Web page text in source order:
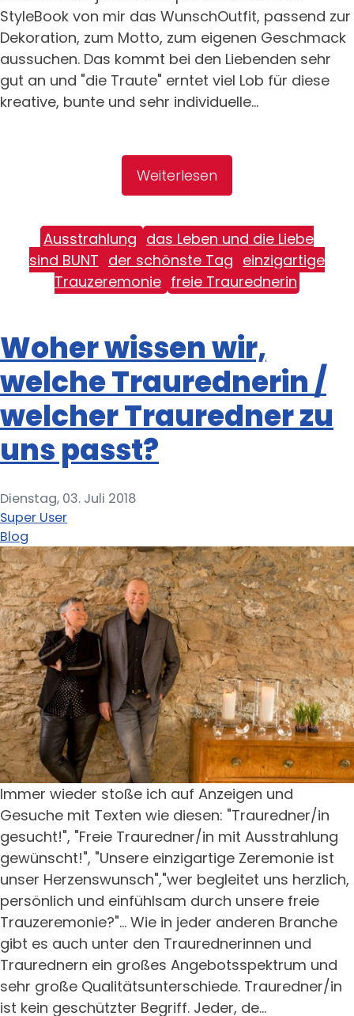
StyleBook von mir das WunschOutfit, passend zur
Dekoration, zum Motto, zum eigenen Geschmack
aussuchen. Das kommt bei den Liebenden sehr
gut an und "die Traute" erntet viel Lob für diese
kreative, bunte und sehr individuelle...
Weiterlesen
Ausstrahlung das Leben und die Liebe
sind BUNT der schönste Tag einzigartige
Trauzeremonie freie Traurednerin
Woher wissen wir,
welche Traurednerin /
welcher Trauredner zu
uns passt?
Dienstag, 03. Juli 2018
Super User
Blog
Immer wieder stoße ich auf Anzeigen und
Gesuche mit Texten wie diesen: "Trauredner/in
gesucht!", "Freie Trauredner/in mit Ausstrahlung
gewünscht!", "Unsere einzigartige Zeremonie ist
unser Herzenswunsch","wer begleitet uns herzlich,
persönlich und einfühlsam durch unsere freie
Trauzeremonie?"... Wie in jeder anderen Branche
gibt es auch unter den Traurednerinnen und
Traurednern ein großes Angebotsspektrum und
sehr große Qualitätsunterschiede. Trauredner/in
ist kein geschützter Begriff. Jeder, de...